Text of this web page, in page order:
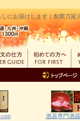
にお届けします｜創業万延
酒器専門酒